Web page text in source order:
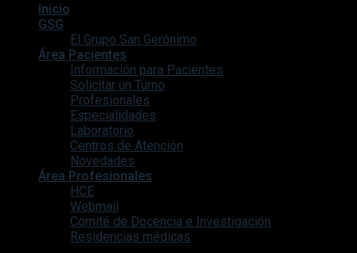
Inicio
GSG
El Grupo San Gerónimo
Área Pacientes
Información para Pacientes
Solicitar un Turno
Profesionales
Especialidades
Laboratorio
Centros de Atención
Novedades
Área Profesionales
HCE
Webmail
Comité de Docencia e Investigación
Residencias médicas